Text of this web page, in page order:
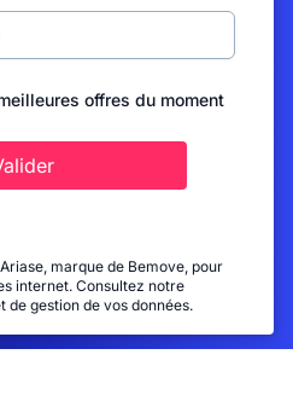
offres du moment
marque de Bemove, pour
internet. Consultez notre
de gestion de vos données.